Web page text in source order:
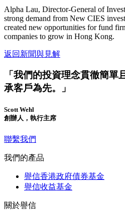
Alpha Lau, Director-General of
strong demand from New CIES
created new opportunities for fund
companies to grow in Hong Kong.
返回新聞與見解
「我們的投資理念貫徹簡單
承客戶為先。」
Scott Wehl
創辦人，執行主席
聯繫我們
我們的產品
譽信香港政府債券基金
譽信收益基金
關於譽信